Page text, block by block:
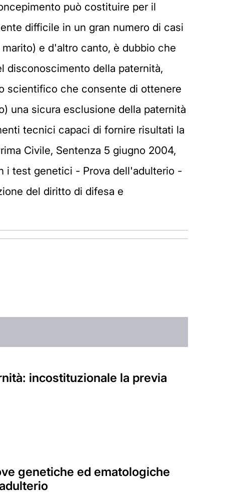
può costituire per il
difficile in un gran numero di casi
e d'altro canto, è dubbio che
disconoscimento della paternità,
scientifico che consente di ottenere
una sicura esclusione della paternità
tecnici capaci di fornire risultati la
Civile, Sentenza 5 giugno 2004,
i test genetici - Prova dell'adulterio -
del diritto di difesa e
incostituzionale la previa
genetiche ed ematologiche